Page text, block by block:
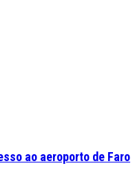
ao aeroporto de Faro